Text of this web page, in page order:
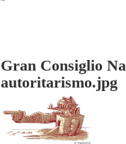
Gran Consiglio
autoritarismo.jpg